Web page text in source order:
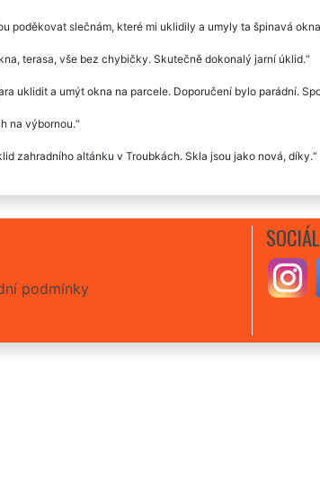
poděkovat slečnám, které mi uklidily a umyly ta špinavá
terasa, vše bez chybičky. Skutečně dokonalý jarní úklid.
uklidit a umýt okna na parcele. Doporučení bylo parádní.
na výbornou.
zahradního altánku v Troubkách. Skla jsou jako nová, díky.
podmínky